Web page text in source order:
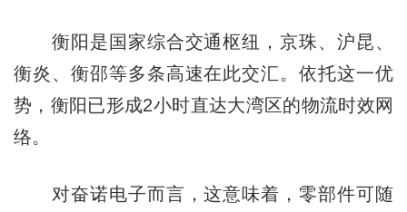
衡阳是国家综合交通枢纽，京珠、沪昆、
衡炎、衡邵等多条高速在此交汇。依托这一优
势，衡阳已形成2小时直达大湾区的物流时效网
络。
对奋诺电子而言，这意味着，零部件可随